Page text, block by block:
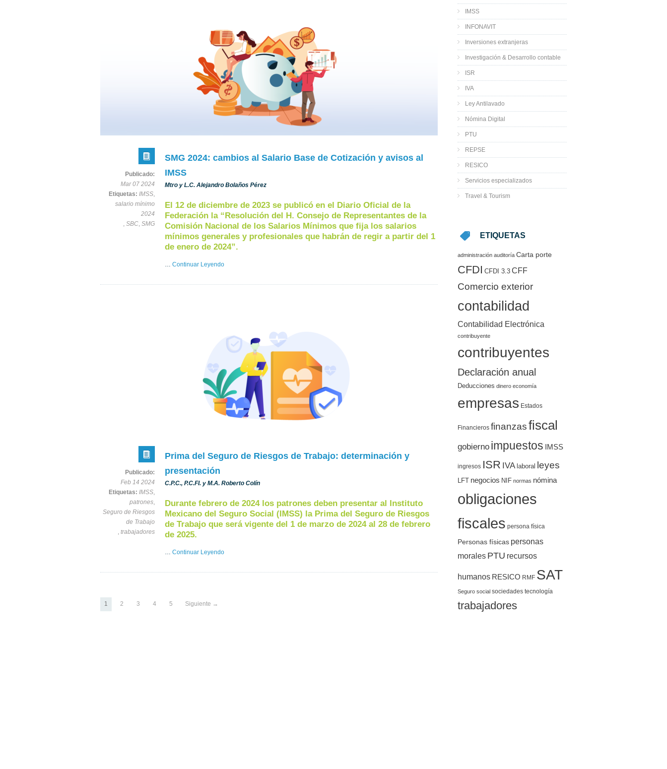
SMG 2024: cambios al Salario Base de Cotización y avisos al
IMSS
Mtro y L.C. Alejandro Bolaños Pérez
El 12 de diciembre de 2023 se publicó en el Diario Oficial de la
Federación la “Resolución del H. Consejo de Representantes de la
Comisión Nacional de los Salarios Mínimos que fija los salarios
mínimos generales y profesionales que habrán de regir a partir del 1
de enero de 2024”.
… Continuar Leyendo
Publicado:
Mar 07 2024
Etiquetas: IMSS,
salario mínimo
2024
, SBC, SMG
Prima del Seguro de Riesgos de Trabajo: determinación y
presentación
C.P.C., P.C.FI. y M.A. Roberto Colín
Durante febrero de 2024 los patrones deben presentar al Instituto
Mexicano del Seguro Social (IMSS) la Prima del Seguro de Riesgos
de Trabajo que será vigente del 1 de marzo de 2024 al 28 de febrero
de 2025.
… Continuar Leyendo
Publicado:
Feb 14 2024
Etiquetas: IMSS,
patrones,
Seguro de Riesgos
de Trabajo
, trabajadores
1 2 3 4 5 Siguiente →
IMSS
INFONAVIT
Inversiones extranjeras
Investigación & Desarrollo contable
ISR
IVA
Ley Antilavado
Nómina Digital
PTU
REPSE
RESICO
Servicios especializados
Travel & Tourism
ETIQUETAS
administración auditoría Carta porte
CFDI CFDI 3.3 CFF
Comercio exterior
contabilidad
Contabilidad Electrónica
contribuyente
contribuyentes
Declaración anual
Deducciones dinero economía
empresas Estados
Financieros finanzasfiscal
gobierno impuestos IMSS
ingresos ISR IVA laboral leyes
LFT negocios NIF normas nómina
obligaciones
fiscales persona física
Personas físicas personas
morales PTU recursos
humanos RESICO RMF SAT
Seguro social sociedades tecnología
trabajadores